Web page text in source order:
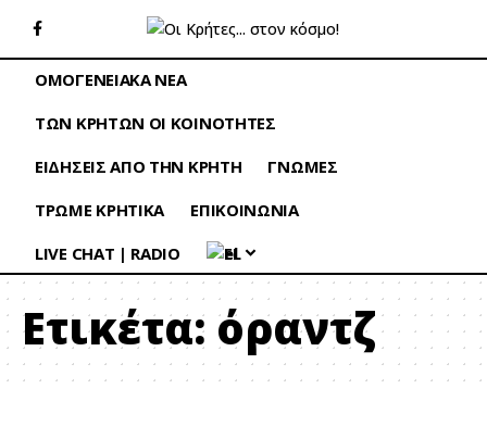
ΟΜΟΓΕΝΕΙΑΚΑ ΝΕΑ
ΤΩΝ ΚΡΗΤΩΝ ΟΙ ΚΟΙΝΟΤΗΤΕΣ
ΕΙΔΗΣΕΙΣ ΑΠΟ ΤΗΝ ΚΡΗΤΗ
ΓΝΩΜΕΣ
ΤΡΩΜΕ ΚΡΗΤΙΚΑ
ΕΠΙΚΟΙΝΩΝΙΑ
LIVE CHAT | RADIO
EL
Ετικέτα: όραντζ